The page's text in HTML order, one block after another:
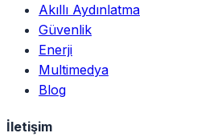
Akıllı Aydınlatma
Güvenlik
Enerji
Multimedya
Blog
İletişim